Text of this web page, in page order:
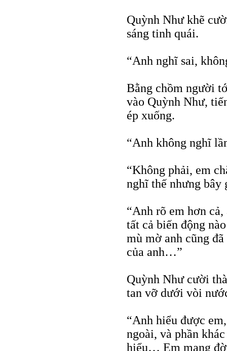
Quỳnh Như khẽ
sáng tinh quái.
“Anh nghĩ sai,
Bằng chồm người
vào Quỳnh Như,
ép xuống.
“Anh không nghĩ
“Không phải, em
nghĩ thế nhưng bây
“Anh rõ em hơn
tất cả biến động
mù mờ anh cũng
của anh…”
Quỳnh Như cười
tan vỡ dưới vòi
“Anh hiểu được
ngoài, và phần
hiểu… Em mang